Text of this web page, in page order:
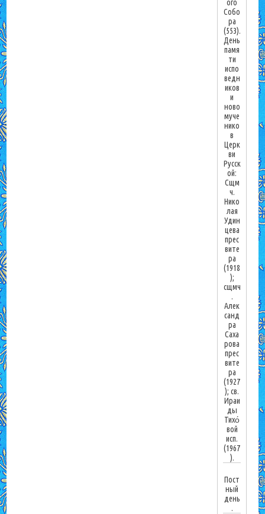
ого
Собо
ра
(553).
День
памя
ти
испо
ведн
иков
и
ново
муче
нико
в
Церк
ви
Русск
ой:
Сщм
ч.
Нико
лая
Удин
цева
прес
вите
ра
(1918
);
сщмч
.
Алек
санд
ра
Саха
рова
прес
вите
ра
(1927
); св.
Ираи
ды
Тихо́
вой
исп.
(1967
).
Пост
ный
день
.